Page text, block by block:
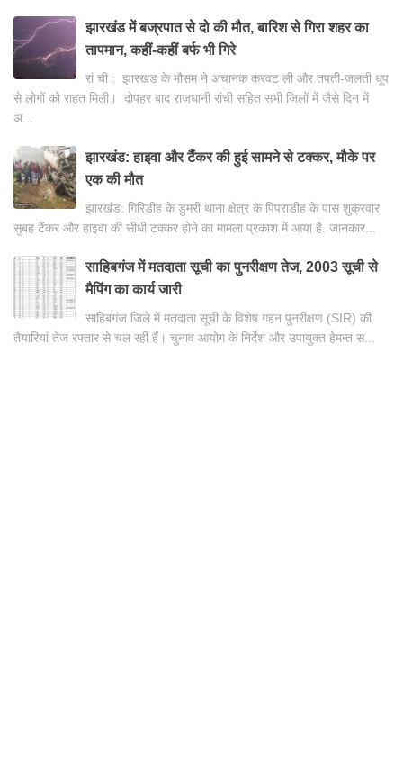
झारखंड में बज्रपात से दो की मौत, बारिश से गिरा शहर का
तापमान, कहीं-कहीं बर्फ भी गिरे
रां ची : झारखंड के मौसम ने अचानक करवट ली और तपती-जलती धूप
से लोगों को राहत मिली। दोपहर बाद राजधानी रांची सहित सभी जिलों में जैसे दिन में
अ...
झारखंड: हाइवा और टैंकर की हुई सामने से टक्कर, मौके पर
एक की मौत
झारखंड: गिरिडीह के डुमरी थाना क्षेत्र के पिपराडीह के पास शुक्रवार
सुबह टैंकर और हाइवा की सीधी टक्कर होने का मामला प्रकाश में आया है. जानकार...
साहिबगंज में मतदाता सूची का पुनरीक्षण तेज, 2003 सूची से
मैपिंग का कार्य जारी
साहिबगंज जिले में मतदाता सूची के विशेष गहन पुनरीक्षण (SIR) की
तैयारियां तेज रफ्तार से चल रही हैं। चुनाव आयोग के निर्देश और उपायुक्त हेमन्त स...